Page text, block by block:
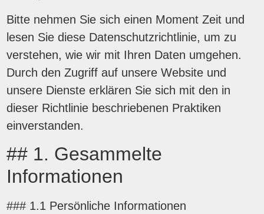
Bitte nehmen Sie sich einen Moment Zeit und
lesen Sie diese Datenschutzrichtlinie, um zu
verstehen, wie wir mit Ihren Daten umgehen.
Durch den Zugriff auf unsere Website und
unsere Dienste erklären Sie sich mit den in
dieser Richtlinie beschriebenen Praktiken
einverstanden.
## 1. Gesammelte
Informationen
### 1.1 Persönliche Informationen